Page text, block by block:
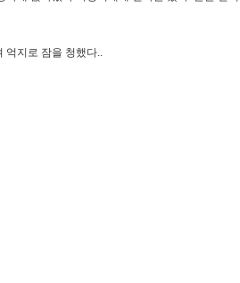
억지로 잠을 청했다..